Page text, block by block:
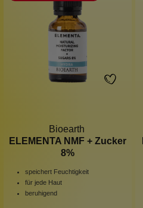
Bioearth
ELEMENTA NMF + Zucker
8%
speichert Feuchtigkeit
für jede Haut
beruhigend